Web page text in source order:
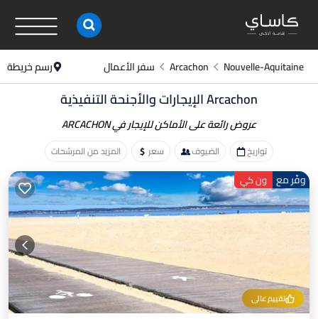
Nouvelle-Aquitaine
Arcachon سفر الأعمال رسم خريطة
Arcachon الإيجارات والأجنحة التنفيذية
عروض رائعة على الأماكنللإيجار في ARCACHON
تواريخ الضيوف سعر المزيد من المرشحات
تقييم عالي
وفّر مع ون كي